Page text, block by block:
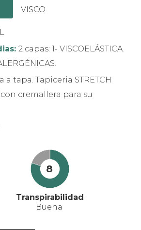
VISCO
2 capas: 1- VISCOELÁSTICA.
a tapa. Tapiceria STRETCH
con cremallera para su
8
Transpirabilidad
Buena